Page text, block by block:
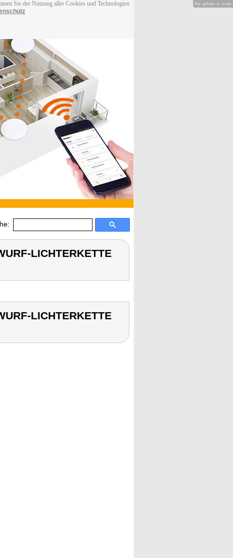
Sie der Nutzung aller Cookies und Technologien
LICHTERKETTE
LICHTERKETTE
Hy-phen-a-tion